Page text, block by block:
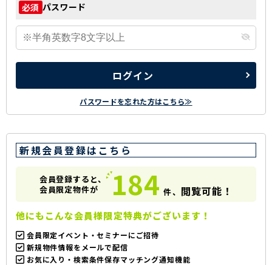
必須 パスワード
ログイン
パスワードを忘れた方はこちら≫
新規会員登録はこちら
会員登録すると、
会員限定物件が
184 件、 閲覧可能！
他にもこんな会員様限定特典がございます！
会員限定イベント・セミナーにご招待
新規物件情報をメールで配信
お気に入り・検索条件保存マッチング通知機能